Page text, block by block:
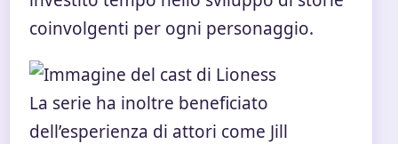
coinvolgenti per ogni personaggio.
La serie ha inoltre beneficiato
dell’esperienza di attori come Jill